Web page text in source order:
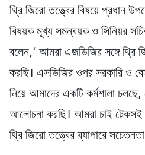
থ্রি জিরো তত্ত্বের বিষয়ে প্রধান
বিষয়ক মূখ্য সমন্বয়ক ও সিনিয়র
বলেন,‘ আমরা এজডিজির সঙ্গে থ্রি
করছি। এসডিজির ওপর সরকারি ও
নিয়ে আমাদের একটি কর্মশালা
আলোচনা করছি। আমরা চাই টেকসই
থ্রি জিরো তত্ত্বের ব্যাপারে